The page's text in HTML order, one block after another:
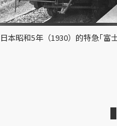
日本昭和5年（1930）的特急｢富